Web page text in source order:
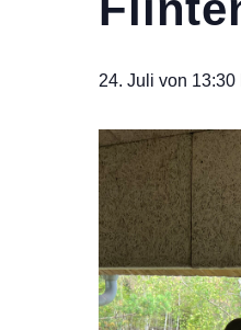
24. Juli von 13:30